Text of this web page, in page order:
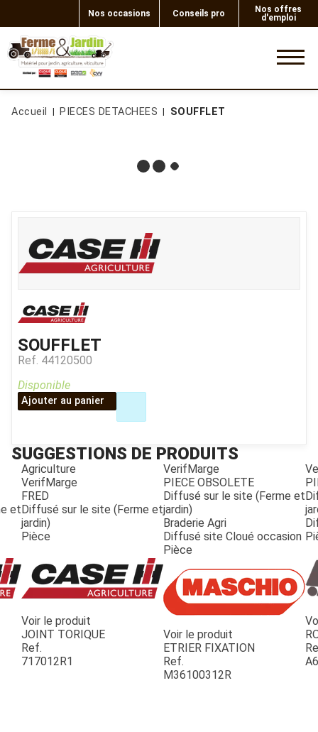
Nos occasions Conseils pro
Nos offres
d'emploi
JOUET
ESPACES VERTS
Accueil PIECES DETACHEES SOUFFLET
SOUFFLET
Ref. 44120500
Disponible
Ajouter au panier
SUGGESTIONS DE PRODUITS
et
Agriculture
VerifMarge
FRED
Diffusé sur le site (Ferme et
jardin)
Pièce
Voir le produit
JOINT TORIQUE
Ref.
717012R1
VerifMarge
PIECE OBSOLETE
Diffusé sur le site (Ferme et
jardin)
Braderie Agri
Diffusé site Cloué occasion
Pièce
Voir le produit
ETRIER FIXATION
Ref.
M36100312R